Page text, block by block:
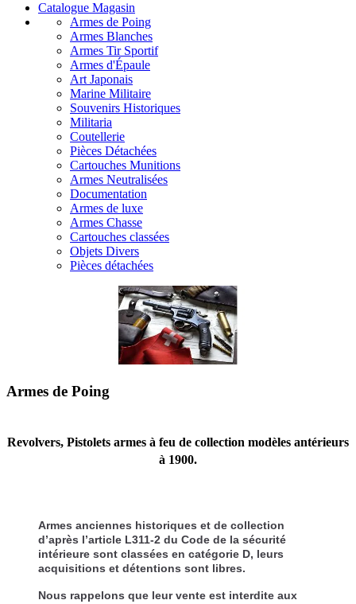
Catalogue Magasin
Armes de Poing
Armes Blanches
Armes Tir Sportif
Armes d'Épaule
Art Japonais
Marine Militaire
Souvenirs Historiques
Militaria
Coutellerie
Pièces Détachées
Cartouches Munitions
Armes Neutralisées
Documentation
Armes de luxe
Armes Chasse
Cartouches classées
Objets Divers
Pièces détachées
Armes de Poing
Revolvers, Pistolets armes à feu de collection modèles antérieurs
à 1900.
Armes anciennes historiques et de collection
d’après l’article L311-2 du Code de la sécurité
intérieure sont classées en catégorie D, leurs
acquisitions et détentions sont libres.
Nous rappelons que leur vente est interdite aux